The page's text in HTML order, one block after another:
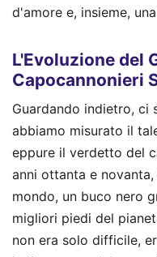
d'amore e, insieme,
L'Evoluzione del
Capocannonieri
Guardando indietro, ci
abbiamo misurato il
eppure il verdetto del
anni ottanta e
mondo, un buco nero
migliori piedi del
non era solo difficile,